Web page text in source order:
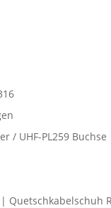
/ UHF-PL259 Buchse
Quetschkabelschuh